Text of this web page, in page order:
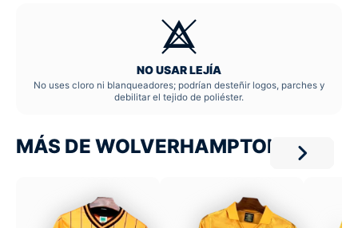
NO USAR LEJÍA
No uses cloro ni blanqueadores; podrían desteñir logos, parches y
debilitar el tejido de poliéster.
MÁS DE WOLVERHAMPTON